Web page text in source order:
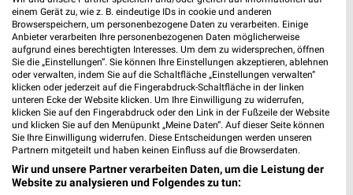
GILDE Handwerk Filialen & Öffnungszeiten für
Bocholt
Glas Stricker Filialen & Öffnungszeiten für
Dinslaken
einem Gerät zu, wie z. B. eindeutige IDs in cookie und anderen
Browserspeichern, um personenbezogene Daten zu verarbeiten. Einige
Anbieter verarbeiten Ihre personenbezogenen Daten möglicherweise
aufgrund eines berechtigten Interesses. Um dem zu widersprechen, öffnen
Sie die „Einstellungen“. Sie können Ihre Einstellungen akzeptieren, ablehnen
oder verwalten, indem Sie auf die Schaltfläche „Einstellungen verwalten“
klicken oder jederzeit auf die Fingerabdruck-Schaltfläche in der linken
unteren Ecke der Website klicken. Um Ihre Einwilligung zu widerrufen,
klicken Sie auf den Fingerabdruck oder den Link in der Fußzeile der Website
und klicken Sie auf den Menüpunkt „Meine Daten“. Auf dieser Seite können
Sie Ihre Einwilligung widerrufen. Diese Entscheidungen werden unseren
Partnern mitgeteilt und haben keinen Einfluss auf die Browserdaten.
Wir und unsere Partner verarbeiten Daten, um die Leistung der
Website zu analysieren und Folgendes zu tun: